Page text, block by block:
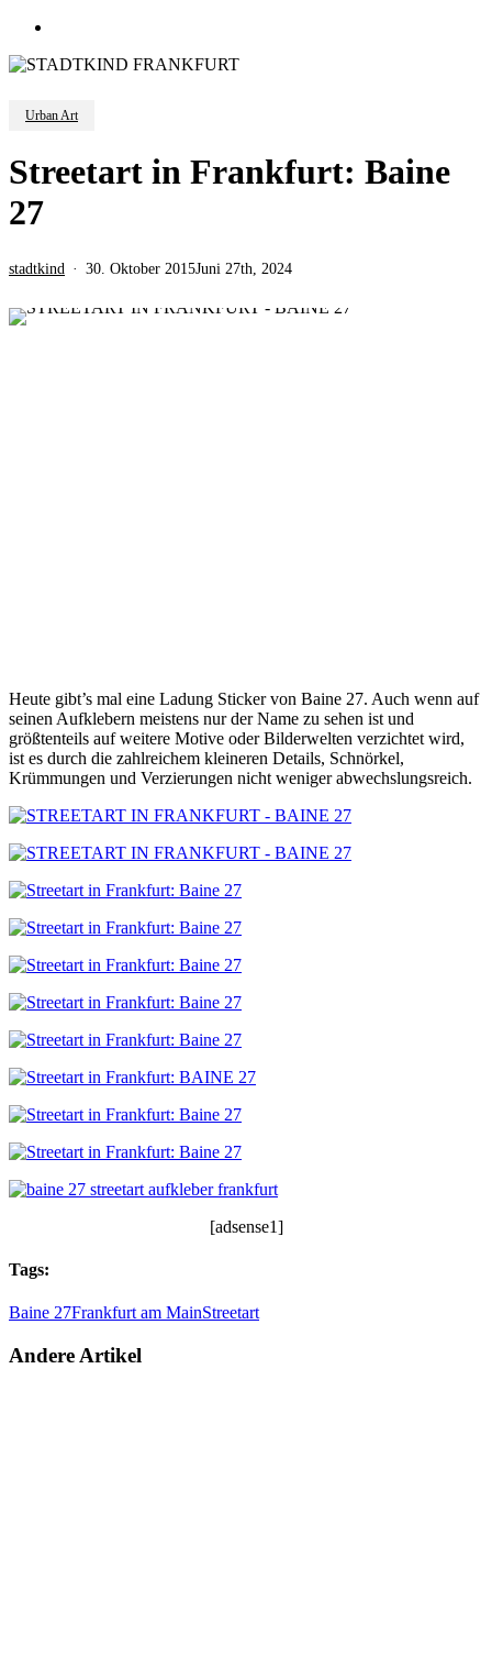
Urban Art
Streetart in Frankfurt: Baine
27
stadtkind 30. Oktober 2015Juni 27th, 2024
Heute gibt’s mal eine Ladung Sticker von Baine 27. Auch wenn auf
seinen Aufklebern meistens nur der Name zu sehen ist und
größtenteils auf weitere Motive oder Bilderwelten verzichtet wird,
ist es durch die zahlreichem kleineren Details, Schnörkel,
Krümmungen und Verzierungen nicht weniger abwechslungsreich.
[adsense1]
Tags:
Baine 27Frankfurt am MainStreetart
Andere Artikel